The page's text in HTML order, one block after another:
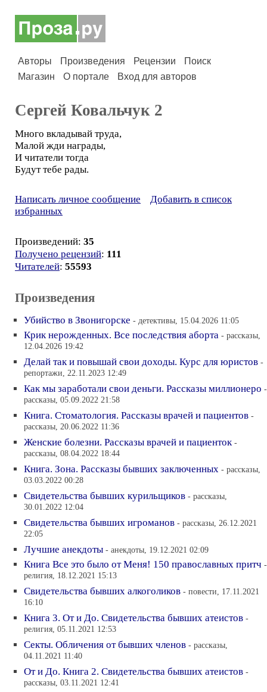
Авторы Произведения Рецензии
Поиск
Магазин
О портале Вход для авторов
Сергей Ковальчук 2
Много вкладывай труда,
Малой жди награды,
И читатели тогда
Будут тебе рады.
Написать личное сообщение
Добавить в список
избранных
Произведений: 35
Получено рецензий: 111
Читателей: 55593
Произведения
Убийство в Звонигорске - детективы, 15.04.2026 11:05
Крик нерожденных. Все последствия аборта - рассказы,
12.04.2026 19:42
Делай так и повышай свои доходы. Курс для юристов -
репортажи, 22.11.2023 12:49
Как мы заработали свои деньги. Рассказы миллионеро -
рассказы, 05.09.2022 21:58
Книга. Стоматология. Рассказы врачей и пациентов -
рассказы, 20.06.2022 11:36
Женские болезни. Рассказы врачей и пациенток -
рассказы, 08.04.2022 18:44
Книга. Зона. Рассказы бывших заключенных - рассказы,
03.03.2022 00:28
Свидетельства бывших курильщиков - рассказы,
30.01.2022 12:04
Свидетельства бывших игроманов - рассказы, 26.12.2021
22:05
Лучшие анекдоты - анекдоты, 19.12.2021 02:09
Книга Все это было от Меня! 150 православных притч -
религия, 18.12.2021 15:13
Свидетельства бывших алкоголиков - повести, 17.11.2021
16:10
Книга 3. От и До. Свидетельства бывших атеистов -
религия, 05.11.2021 12:53
Секты. Обличения от бывших членов - рассказы,
04.11.2021 11:40
От и До. Книга 2. Свидетельства бывших атеистов -
рассказы, 03.11.2021 12:41